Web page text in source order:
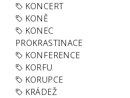
KONCERT
KONĚ
KONEC
PROKRASTINACE
KONFERENCE
KORFU
KORUPCE
KRÁDEŽ